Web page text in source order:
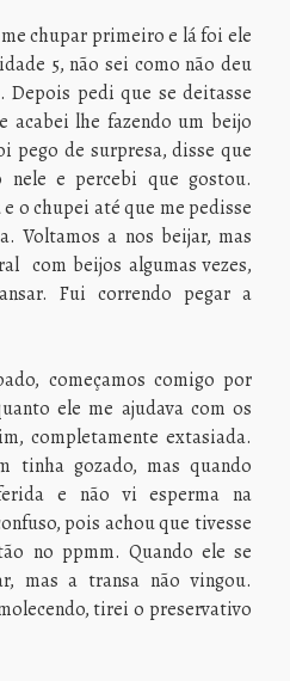
chupar primeiro e lá foi ele
5, não sei como não deu
Depois pedi que se deitasse
acabei lhe fazendo um beijo
pego de surpresa, disse que
e percebi que gostou.
o chupei até que me pedisse
Voltamos a nos beijar, mas
com beijos algumas vezes,
Fui correndo pegar a
começamos comigo por
ele me ajudava com os
completamente extasiada.
tinha gozado, mas quando
e não vi esperma na
pois achou que tivesse
no ppmm. Quando ele se
mas a transa não vingou.
tirei o preservativo